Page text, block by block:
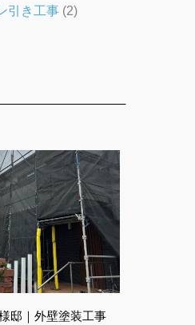
引き工事(2)
邸｜外壁塗装工事